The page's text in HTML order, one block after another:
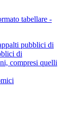
tabellare -
pubblici di
di
compresi quelli